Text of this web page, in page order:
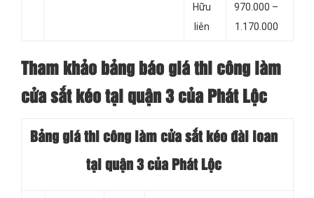
Hữu
liên
970.000 –
1.170.000
Tham khảo bảng báo giá thi công làm
cửa sắt kéo tại quận 3 của Phát Lộc
Bảng giá thi công làm cửa sắt kéo đài loan
tại quận 3 của Phát Lộc